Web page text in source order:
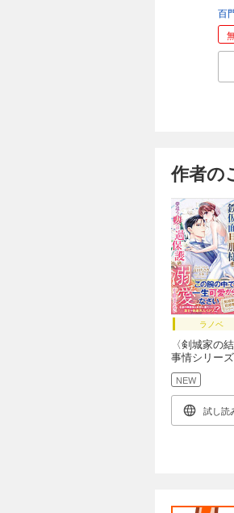
百
作者の
ラノベ
〈剣城家の
事情シリーズ
お見合い政略
婦なのに、鉄
面旦那様は
う妻への過保
な溺愛が止ま
NEW
試し読